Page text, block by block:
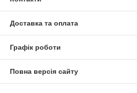
Доставка та оплата
Графік роботи
Повна версія сайту